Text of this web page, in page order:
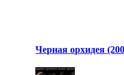
Черная орхидея